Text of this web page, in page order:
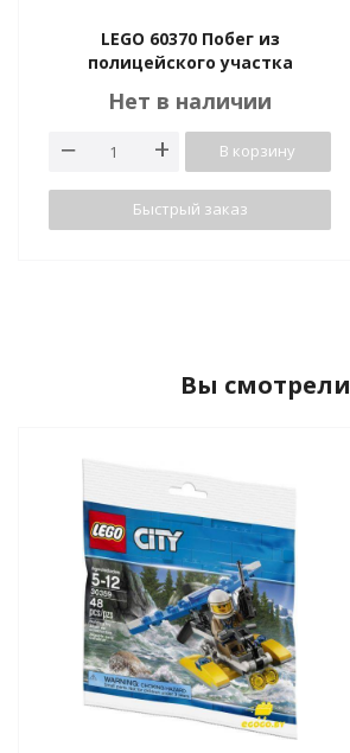
LEGO 60370 Побег из
полицейского участка
Нет в наличии
В корзину
Быстрый заказ
Вы смотрели